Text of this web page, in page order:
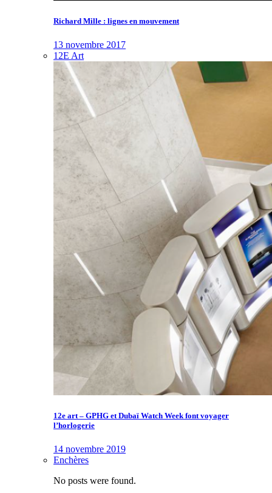
Richard Mille : lignes en mouvement
13 novembre 2017
12E Art
12e art – GPHG et Dubaï Watch Week font voyager
l’horlogerie
14 novembre 2019
Enchères
No posts were found.